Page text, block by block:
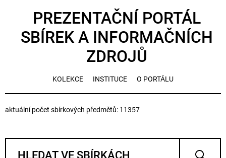
PREZENTAČNÍ PORTÁL
SBÍREK A INFORMAČNÍCH
ZDROJŮ
KOLEKCE INSTITUCE O PORTÁLU
aktuální počet sbírkových předmětů: 11357